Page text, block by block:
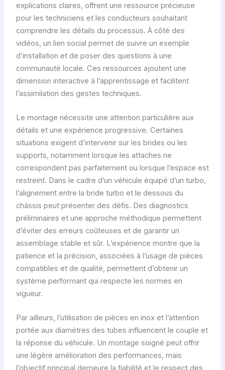
explications claires, offrent une ressource précieuse
pour les techniciens et les conducteurs souhaitant
comprendre les détails du processus. À côté des
vidéos, un lien social permet de suivre un exemple
d’installation et de poser des questions à une
communauté locale. Ces ressources ajoutent une
dimension interactive à l’apprentissage et facilitent
l’assimilation des gestes techniques.
Le montage nécessite une attention particulière aux
détails et une expérience progressive. Certaines
situations exigent d’intervenir sur les brides ou les
supports, notamment lorsque les attaches ne
correspondent pas parfaitement ou lorsque l’espace est
restreint. Dans le cadre d’un véhicule équipé d’un turbo,
l’alignement entre la bride turbo et le dessous du
châssis peut présenter des défis. Des diagnostics
préliminaires et une approche méthodique permettent
d’éviter des erreurs coûteuses et de garantir un
assemblage stable et sûr. L’expérience montre que la
patience et la précision, associées à l’usage de pièces
compatibles et de qualité, permettent d’obtenir un
système performant qui respecte les normes en
vigueur.
Par ailleurs, l’utilisation de pièces en inox et l’attention
portée aux diamètres des tubes influencent le couple et
la réponse du véhicule. Un montage soigné peut offrir
une légère amélioration des performances, mais
l’objectif principal demeure la fiabilité et le respect des